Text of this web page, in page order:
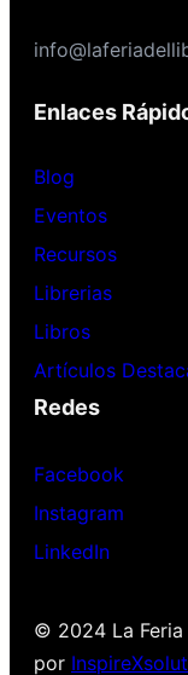
Enlaces
Blog
Eventos
Recursos
Librerias
Libros
Artículos
Redes
Facebook
Instagram
LinkedIn
© 2024 La Feria
por